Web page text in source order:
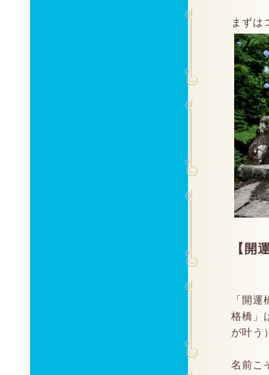
まず
【開
「開
格橋」
が叶う
名前こ